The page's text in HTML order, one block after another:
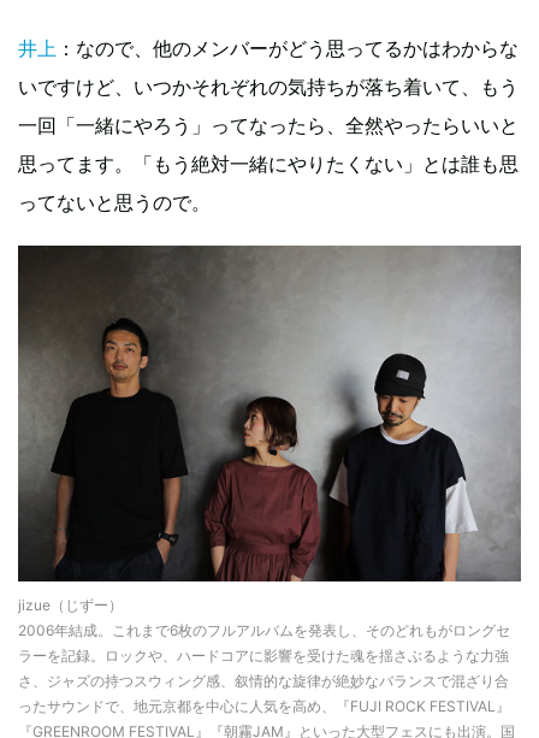
井上 ：なので、他のメンバーがどう思ってるかはわからな
いですけど、いつかそれぞれの気持ちが落ち着いて、もう
一回「一緒にやろう」ってなったら、全然やったらいいと
思ってます。「もう絶対一緒にやりたくない」とは誰も思
ってないと思うので。
jizue（じずー）
2006年結成。これまで6枚のフルアルバムを発表し、そのどれもがロングセ
ラーを記録。ロックや、ハードコアに影響を受けた魂を揺さぶるような力強
さ、ジャズの持つスウィング感、叙情的な旋律が絶妙なバランスで混ざり合
ったサウンドで、地元京都を中心に人気を高め、『FUJI ROCK FESTIVAL』
『GREENROOM FESTIVAL』『朝霧JAM』といった大型フェスにも出演。国